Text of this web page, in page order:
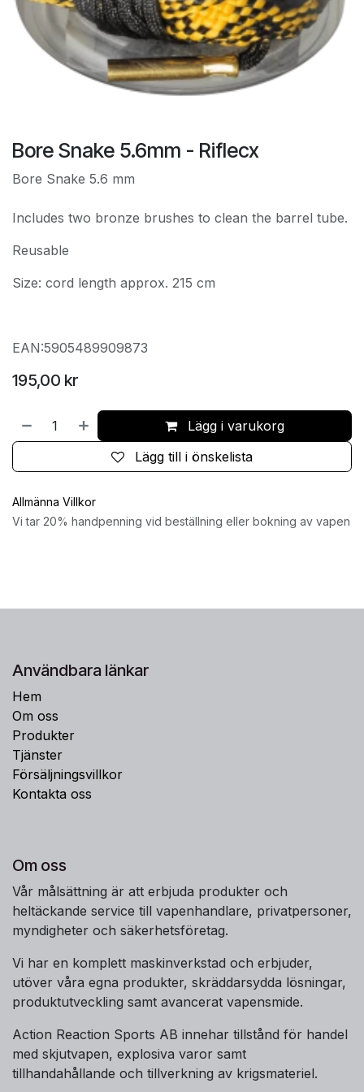
Bore Snake 5.6mm - Riflecx
Bore Snake 5.6 mm
Includes two bronze brushes to clean the barrel tube.
Reusable
Size: cord length approx. 215 cm
EAN:5905489909873
195,00 kr
Lägg i varukorg
Lägg till i önskelista
Allmänna Villkor
Vi tar 20% handpenning vid beställning eller bokning av vapen
Användbara länkar
Hem
Om oss
Produkter
Tjänster
Försäljningsvillkor
Kontakta oss
Om oss
Vår målsättning är att erbjuda produkter och
heltäckande service till vapenhandlare, privatpersoner,
myndigheter och säkerhetsföretag.
Vi har en komplett maskinverkstad och erbjuder,
utöver våra egna produkter, skräddarsydda lösningar,
produktutveckling samt avancerat vapensmide.
Action Reaction Sports AB innehar tillstånd för handel
med skjutvapen, explosiva varor samt
tillhandahållande och tillverkning av krigsmateriel.